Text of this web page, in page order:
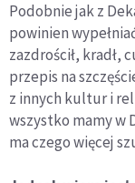
Podobnie jak z
powinien
zazdrościł, kradł,
przepis na
z innych kultur i
wszystko mamy w
ma czego więcej